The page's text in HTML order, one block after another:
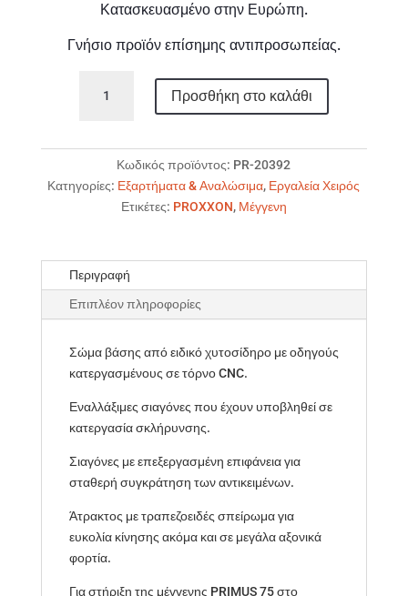
Κατασκευασμένο στην Ευρώπη.
Γνήσιο προϊόν επίσημης αντιπροσωπείας.
Primus
Προσθήκη στο καλάθι
Κωδικός προϊόντος: PR-20392
Κατηγορίες: Εξαρτήματα & Αναλώσιμα, Εργαλεία Χειρός
Ετικέτες: PROXXON, Μέγγενη
Περιγραφή
Επιπλέον πληροφορίες
Σώμα βάσης από ειδικό χυτοσίδηρο με οδηγούς
κατεργασμένους σε τόρνο CNC.
Εναλλάξιμες σιαγόνες που έχουν υποβληθεί σε
κατεργασία σκλήρυνσης.
Σιαγόνες με επεξεργασμένη επιφάνεια για
σταθερή συγκράτηση των αντικειμένων.
Άτρακτος με τραπεζοειδές σπείρωμα για
ευκολία κίνησης ακόμα και σε μεγάλα αξονικά
φορτία.
Για στήριξη της μέγγενης PRIMUS 75 στο